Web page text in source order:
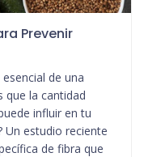
Prevenir
de una
que la cantidad
influir en tu
Un estudio reciente
de fibra que